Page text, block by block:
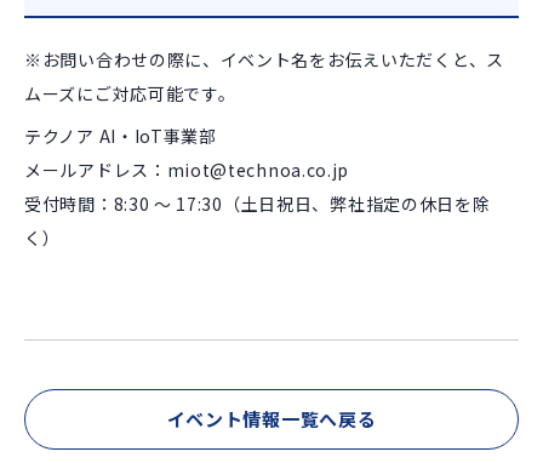
※お問い合わせの際に、イベント名をお伝えいただくと、ス
ムーズにご対応可能です。
テクノア AI・IoT事業部
メールアドレス：miot@technoa.co.jp
受付時間：8:30 ～ 17:30 （土日祝日、弊社指定の休日を除
く）
イベント情報一覧へ戻る